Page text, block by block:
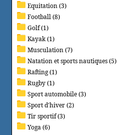
Equitation (3)
Football (8)
Golf (1)
Kayak (1)
Musculation (7)
Natation et sports nautiques (5)
Rafting (1)
Rugby (1)
Sport automobile (3)
Sport d'hiver (2)
Tir sportif (3)
Yoga (6)